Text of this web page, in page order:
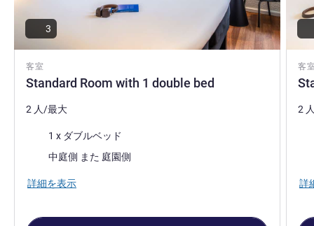
客室
Standard Room with 1 double bed
3
2 人/最大
1 x ダブルベッド
ビュー:
中庭側 また 庭園側
詳細を表示
客
2
詳